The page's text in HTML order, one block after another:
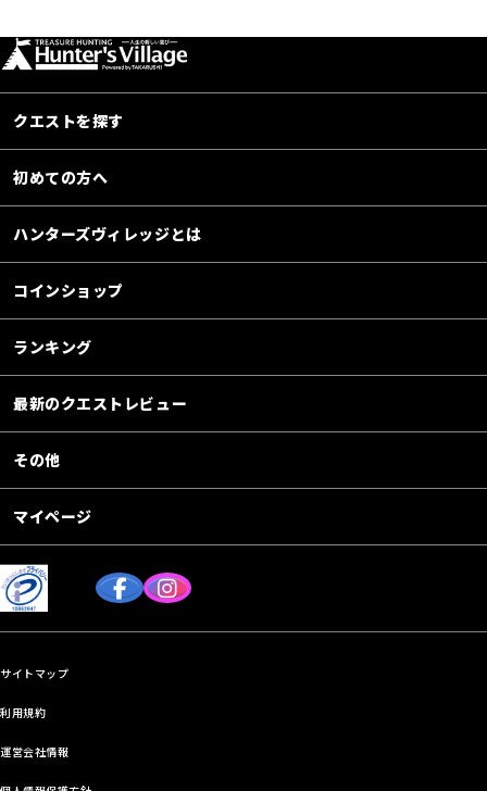
クエストを探す
初めての方へ
ハンターズヴィレッジとは
コインショップ
ランキング
最新のクエストレビュー
その他
マイページ
サイトマップ
利用規約
運営会社情報